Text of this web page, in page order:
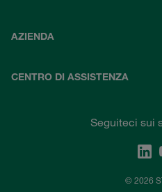
AZIENDA
CENTRO DI ASSISTENZA
Seguiteci sui
© 2026